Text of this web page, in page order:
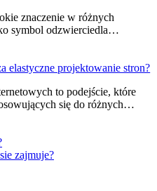
znaczenie w różnych
symbol odzwierciedla…
elastyczne projektowanie stron?
to podejście, które
się do różnych…
zajmuje?